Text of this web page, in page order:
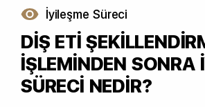
İyileşme Süreci
DİŞ ETİ
İŞLEMİNDEN SONRA
SÜRECİ NEDİR?